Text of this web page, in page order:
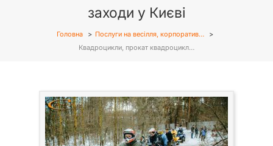
заходи у Києві
Головна
Послуги на весілля, корпоратив…
Квадроцикли, прокат квадроцикл…